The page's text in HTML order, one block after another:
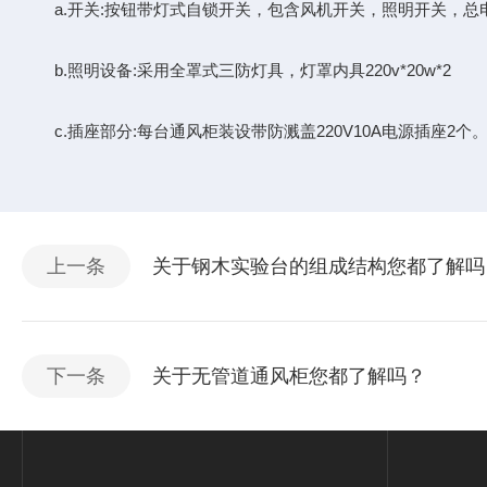
a.开关:按钮带灯式自锁开关，包含风机开关，照明开关，总
b.照明设备:采用全罩式三防灯具，灯罩内具220v*20w*2
c.插座部分:每台通风柜装设带防溅盖220V10A电源插座2个。
上一条 关于钢木实验台的组成结构您都了解吗
下一条 关于无管道通风柜您都了解吗？